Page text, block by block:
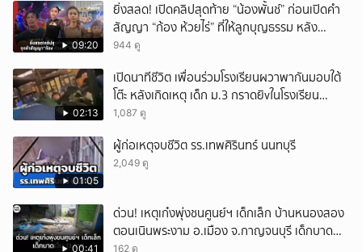
09:20
ยิ่งสลด! เปิดคลิปสุดท้าย “น้องพั้นช์” ก่อนเปิดคำ
สัญญา “ก้อง ห้วยไร่” ที่ให้ลูกบุญธรรม หลัง
ลาโลก!
944 ดู
02:13
เปิดนาทีชีวิต เพื่อนร่วมโรงเรียนผวาพากันมอบใต้
โต๊ะ หลังเกิดเหตุ เด็ก ม.3 กราดยิvในโรงเรียน
เทพศิรินทร์นนท์ แบบไม่เลือกหน้า เสียงปืนดังสนั่น
1,087 ดู
01:05
ผู้ก่อเหตุจบชีวิต รร.เทพศิรินทร์ นนทบุรี
2,049 ดู
00:41
ด่วน! เหตุเก๋งพุ่งชนศูนย์ฯ เด็กเล็ก บ้านหนองสอง
ตอนเนินพระงาม อ.เมือง จ.กาญจนบุรี เด็กบาด
162 ดู